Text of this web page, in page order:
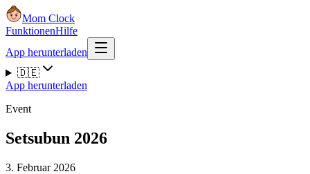
Mom Clock
FunktionenHilfe
App herunterladen
🇩🇪
App herunterladen
Event
Setsubun 2026
3. Februar 2026